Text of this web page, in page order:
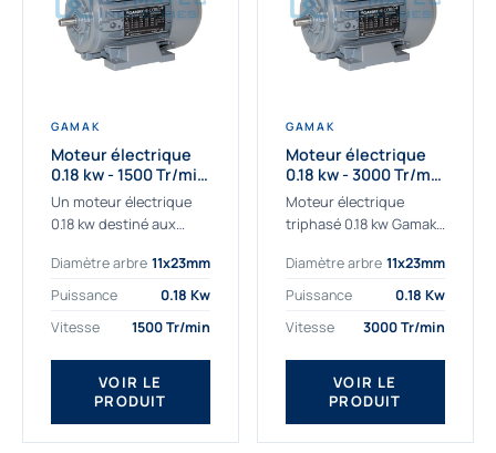
GAMAK
Moteur électrique
0.18 kw - 1500 Tr/min
- 230/400V - IE2
Un moteur électrique
0.18 kw destiné aux
exigeantes. Fort de
nombreuses années
détermination et la
fourniture...
Diamètre arbre 11x23mm
Puissance
0.18 Kw
Vitesse
1500 Tr/min
VOIR LE
PRODUIT
GAMAK
Moteur électrique
0.18 kw - 3000 Tr/min
- 230/400V - IE2
Moteur électrique
triphasé 0.18 kw Gamak,
professionnelle
indispensable à vos
Fournisseur Français
des moteurs
électriques Gamak,
nous proposons
exclusivement des...
Diamètre arbre 11x23mm
Puissance
0.18 Kw
Vitesse
3000 Tr/min
VOIR LE
PRODUIT